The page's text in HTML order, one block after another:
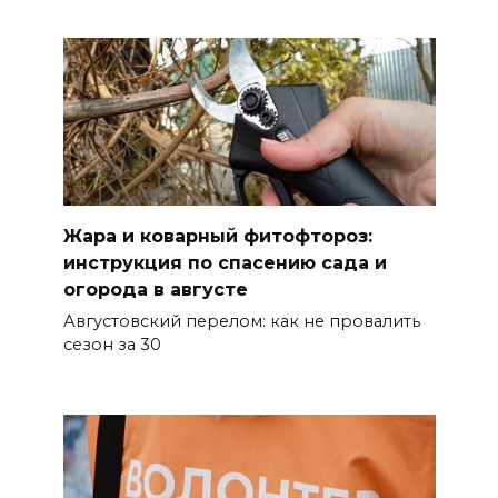
07 августа 2026 08:42
Сотни БПЛА подавили над
территориями РФ за ночь
07 августа 2026 08:33
Мужчина утонул на озере в
Ростове
07 августа 2026 07:34
07 августа 2026 07:15
Над тремя районами
Жара и коварный фитофтороз:
инструкция по спасению сада и
огорода в августе
Августовский перелом: как не провалить
сезон за 30